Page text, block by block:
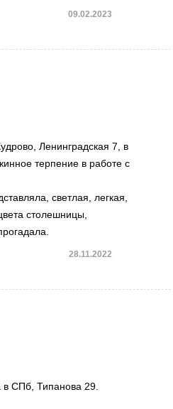
09.02.2023
Ленинградская 7, в
терпение в работе с
светлая, легкая,
столешницы,
28.11.2022
в СПб, Типанова 29.